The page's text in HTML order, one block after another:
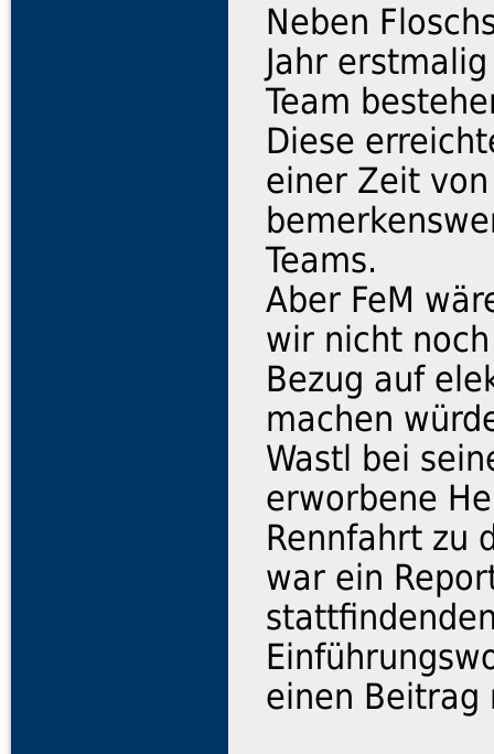
Neben
Jahr
Team
Diese
einer Zeit
Teams.
Aber FeM
wir nicht
Bezug auf
machen
Wastl bei
erworbene
Rennfahrt zu
war ein
einen